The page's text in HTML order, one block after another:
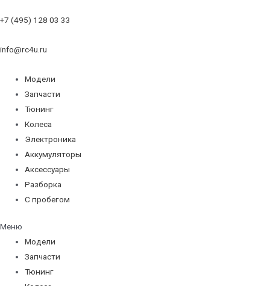
+7 (495) 128 03 33
info@rc4u.ru
Модели
Запчасти
Тюнинг
Колеса
Электроника
Аккумуляторы
Аксессуары
Разборка
С пробегом
Меню
Модели
Запчасти
Тюнинг